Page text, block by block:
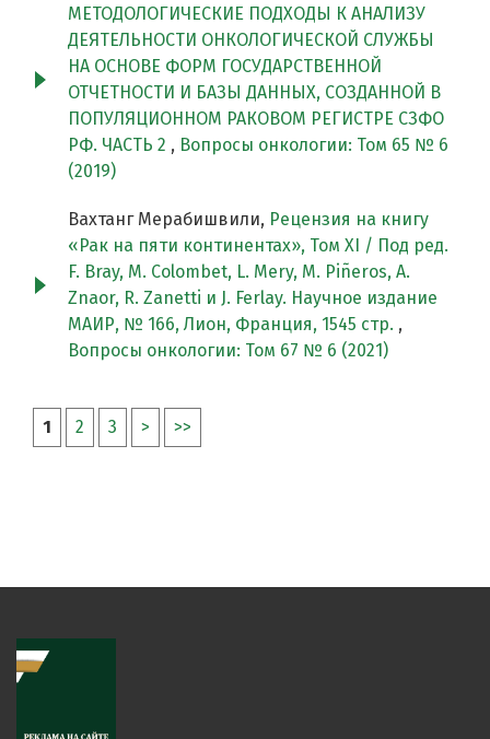
МЕТОДОЛОГИЧЕСКИЕ ПОДХОДЫ К АНАЛИЗУ
ДЕЯТЕЛЬНОСТИ ОНКОЛОГИЧЕСКОЙ СЛУЖБЫ
НА ОСНОВЕ ФОРМ ГОСУДАРСТВЕННОЙ
ОТЧЕТНОСТИ И БАЗЫ ДАННЫХ, СОЗДАННОЙ В
ПОПУЛЯЦИОННОМ РАКОВОМ РЕГИСТРЕ СЗФО
РФ. ЧАСТЬ 2 , Вопросы онкологии: Том 65 № 6
(2019)
Вахтанг Мерабишвили, Рецензия на книгу
«Рак на пяти континентах», Том XI / Под ред.
F. Bray, M. Colombet, L. Mery, M. Piñeros, A.
Znaor, R. Zanetti и J. Ferlay. Научное издание
МАИР, № 166, Лион, Франция, 1545 стр. ,
Вопросы онкологии: Том 67 № 6 (2021)
1 2 3 > >>